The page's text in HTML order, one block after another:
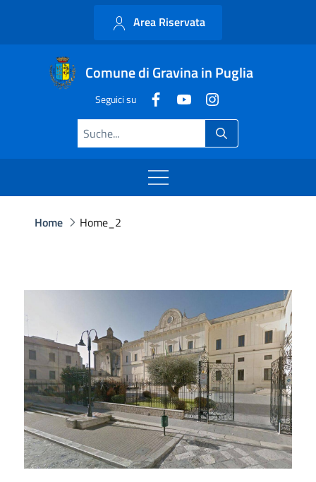
Area Riservata
Comune di Gravina in Puglia
Seguici su
Home Home_2